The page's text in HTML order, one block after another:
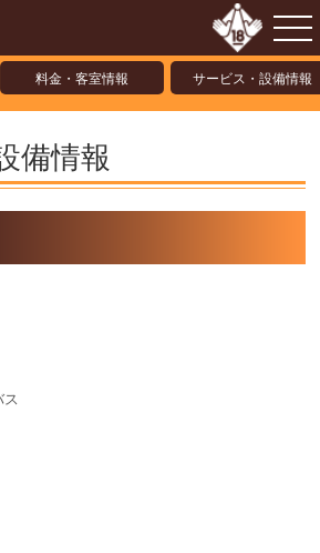
料金・客室情報 サービス・設備情報
備情報
ス